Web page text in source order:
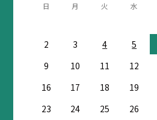
日 月 火 水
2
3 4 5
9
10 11 12
16
17 18 19
23
24 25 26